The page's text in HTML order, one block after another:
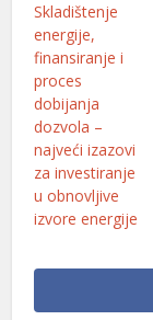
Skladištenje
energije,
finansiranje i
proces
dobijanja
dozvola –
najveći izazovi
za investiranje
u obnovljive
izvore energije